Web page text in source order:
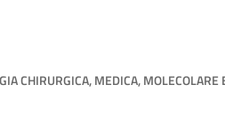
CHIRURGICA, MEDICA, MOLECOLARE